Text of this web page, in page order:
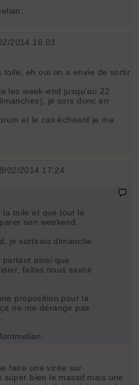
2014 16:03
eh oui on a envie de sortir
les week-end jusqu'au 22
je sors donc en
et le cas échéant je me
02/2014 17:24
la toile et que tout le
son weekend.
je sortirais dimanche.
ainsi que
faites nous savoir
proposition pour la
ne me dérange pas
faire une virée sur
super bien le massif mais une